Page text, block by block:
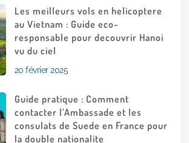
Les meilleurs vols en helicoptere
au Vietnam : Guide eco-
responsable pour decouvrir Hanoi
vu du ciel
20 février 2025
Guide pratique : Comment
contacter l’Ambassade et les
consulats de Suede en France pour
la double nationalite